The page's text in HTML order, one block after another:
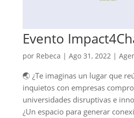
Evento
por Rebeca | Ago 31, 2022|
🌏 ¿Te imaginas un lugar que
inquietos con empresas
universidades disruptivas e
¿Un espacio para generar